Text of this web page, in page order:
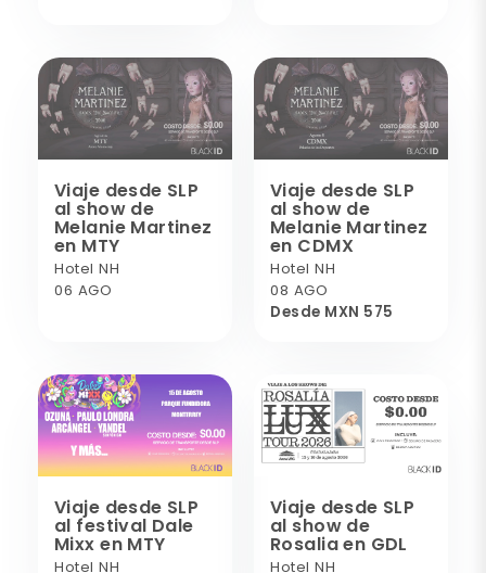
Viaje desde SLP
al show de
Melanie Martinez
en MTY
Hotel NH
06 AGO
Viaje desde SLP
al show de
Melanie Martinez
en CDMX
Hotel NH
08 AGO
Desde MXN 575
Viaje desde SLP
al festival Dale
Mixx en MTY
Hotel NH
Viaje desde SLP
al show de
Rosalia en GDL
Hotel NH